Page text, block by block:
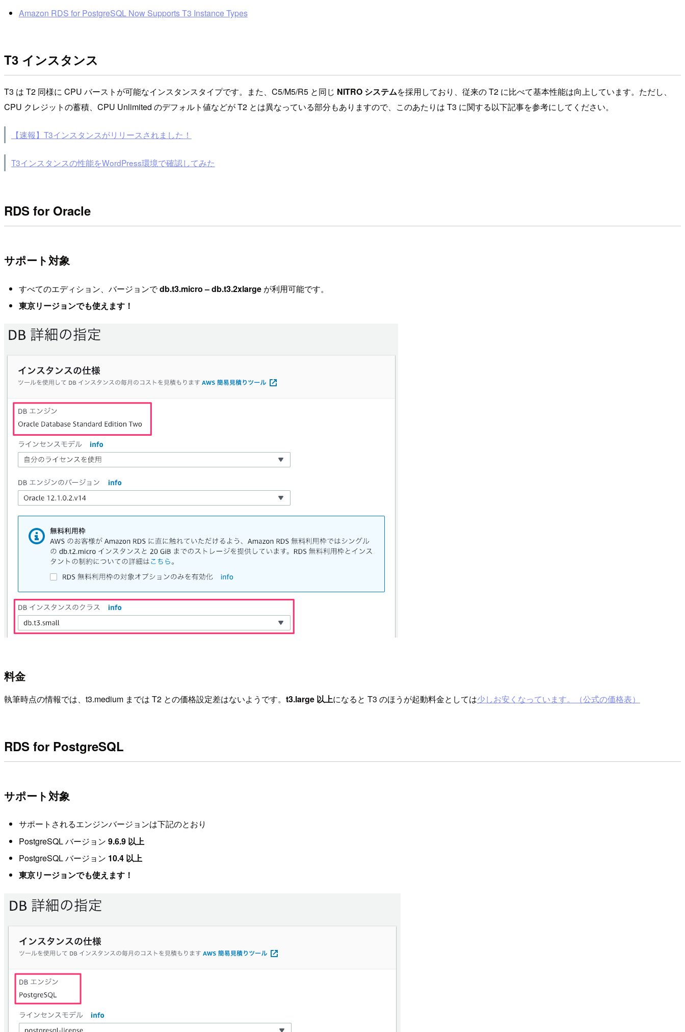
Amazon RDS for PostgreSQL Now Supports T3 Instance Types
T3 インスタンス
T3 は T2 同様に CPU バーストが可能なインスタンスタイプです。また、C5/M5/R5 と同じ NITRO システムを採用しており、従来の T2 に比べて基本性能は向上しています。ただし、
CPU クレジットの蓄積、CPU Unlimited のデフォルト値などが T2 とは異なっている部分もありますので、このあたりは T3 に関する以下記事を参考にしてください。
【速報】T3インスタンスがリリースされました！
T3インスタンスの性能をWordPress環境で確認してみた
RDS for Oracle
サポート対象
すべてのエディション、バージョンでdb.t3.micro – db.t3.2xlargeが利用可能です。
東京リージョンでも使えます！
料金
執筆時点の情報では、t3.medium までは T2 との価格設定差はないようです。 t3.large 以上になると T3 のほうが起動料金としては少しお安くなっています。（公式の価格表）
RDS for PostgreSQL
サポート対象
サポートされるエンジンバージョンは下記のとおり
PostgreSQL バージョン 9.6.9 以上
PostgreSQL バージョン 10.4 以上
東京リージョンでも使えます！